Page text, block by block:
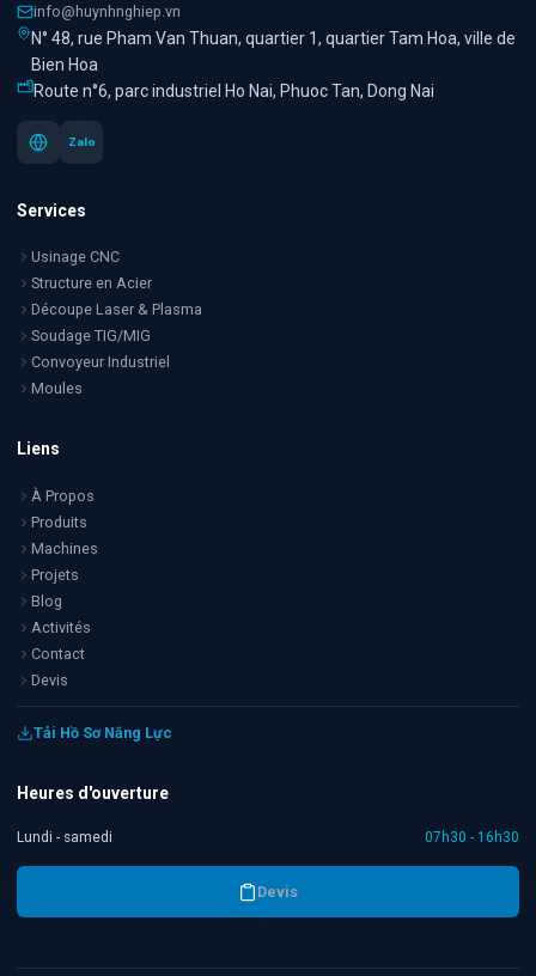
info@huynhnghiep.vn
N° 48, rue Pham Van Thuan, quartier 1, quartier Tam Hoa, ville de
Bien Hoa
Route n°6, parc industriel Ho Nai, Phuoc Tan, Dong Nai
Zalo
Services
Usinage CNC
Structure en Acier
Découpe Laser & Plasma
Soudage TIG/MIG
Convoyeur Industriel
Moules
Liens
À Propos
Produits
Machines
Projets
Blog
Activités
Contact
Devis
Tải Hồ Sơ Năng Lực
Heures d'ouverture
Lundi - samedi 07h30 - 16h30
Devis